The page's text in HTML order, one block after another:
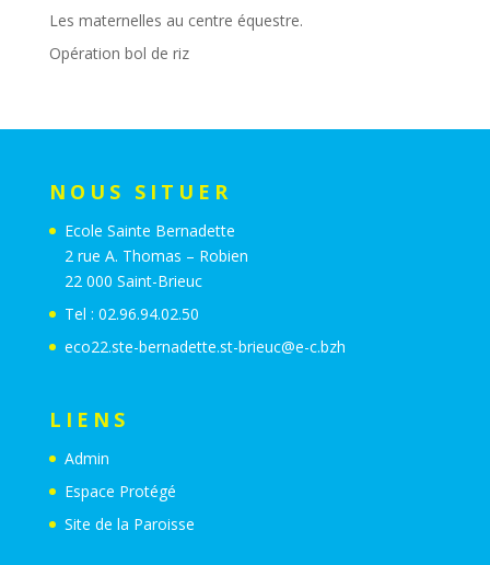
Les maternelles au centre équestre.
Opération bol de riz
NOUS SITUER
Ecole Sainte Bernadette
2 rue A. Thomas – Robien
22 000 Saint-Brieuc
Tel : 02.96.94.02.50
eco22.ste-bernadette.st-brieuc@e-c.bzh
LIENS
Admin
Espace Protégé
Site de la Paroisse